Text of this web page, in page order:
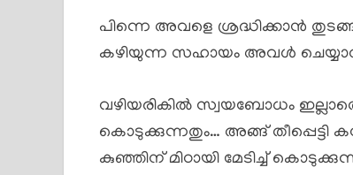
പിന്നെ അവളെ ശ്രദ്ധിക്കാൻ
കഴിയുന്ന സഹായം അവൾ
വഴിയരികിൽ സ്വയബോധം
കൊടുക്കുന്നതും… അങ്ങ് തീപ്പെട്ടി
കുഞ്ഞിന് മിഠായി മേടിച്ച്